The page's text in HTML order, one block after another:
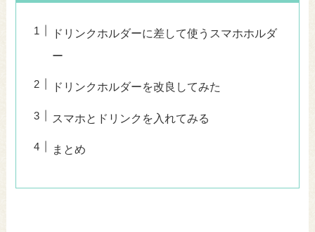
ドリンクホルダーに差して使うスマホホルダ
ー
ドリンクホルダーを改良してみた
スマホとドリンクを入れてみる
まとめ